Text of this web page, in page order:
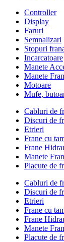
Controller
Display
Faruri
Semnalizari
Stopuri
Incarcatoare
Manete
Manete
Motoare
Mufe,
Cabluri de
Discuri de
Etrieri
Frane cu
Frane
Manete
Placute de
Cabluri de
Discuri de
Etrieri
Frane cu
Frane
Manete
Placute de